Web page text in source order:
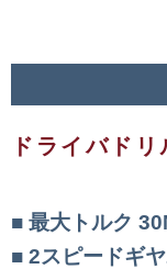
ドライバドリ
最大トルク
2スピードギ